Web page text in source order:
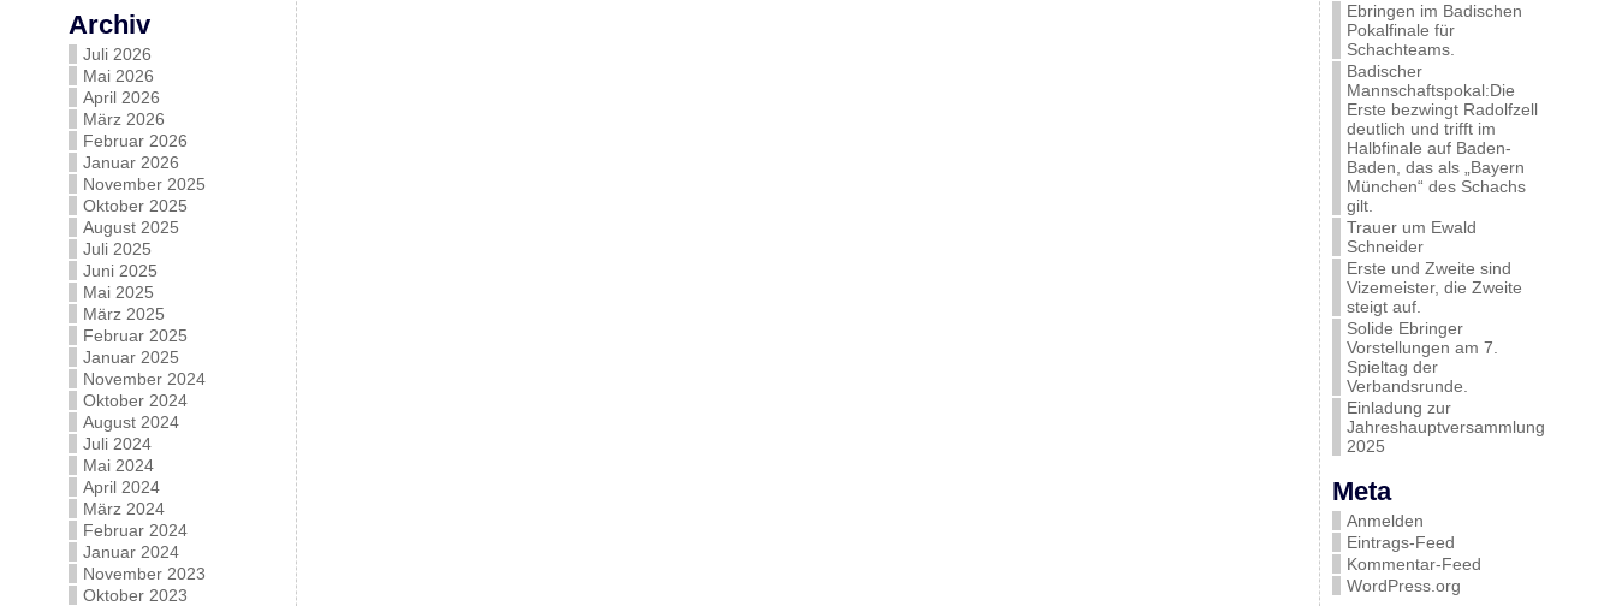
Archiv
Juli 2026
Mai 2026
April 2026
März 2026
Februar 2026
Januar 2026
November 2025
Oktober 2025
August 2025
Juli 2025
Juni 2025
Mai 2025
März 2025
Februar 2025
Januar 2025
November 2024
Oktober 2024
August 2024
Juli 2024
Mai 2024
April 2024
März 2024
Februar 2024
Januar 2024
November 2023
Oktober 2023
Ebringen im Badischen
Pokalfinale für
Schachteams.
Badischer
Mannschaftspokal:Die
Erste bezwingt Radolfzell
deutlich und trifft im
Halbfinale auf Baden-
Baden, das als „Bayern
München“ des Schachs
gilt.
Trauer um Ewald
Schneider
Erste und Zweite sind
Vizemeister, die Zweite
steigt auf.
Solide Ebringer
Vorstellungen am 7.
Spieltag der
Verbandsrunde.
Einladung zur
Jahreshauptversammlung
2025
Meta
Anmelden
Eintrags-Feed
Kommentar-Feed
WordPress.org